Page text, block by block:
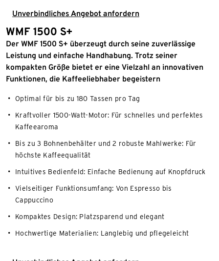
Unverbindliches Angebot anfordern
WMF 1500 S+
Der WMF 1500 S+ überzeugt durch seine zuverlässige
Leistung und einfache Handhabung. Trotz seiner
kompakten Größe bietet er eine Vielzahl an innovativen
Funktionen, die Kaffeeliebhaber begeistern
Optimal für bis zu 180 Tassen pro Tag
Kraftvoller 1500-Watt-Motor: Für schnelles und perfektes
Kaffeearoma
Bis zu 3 Bohnenbehälter und 2 robuste Mahlwerke: Für
höchste Kaffeequalität
Intuitives Bedienfeld: Einfache Bedienung auf Knopfdruck
Vielseitiger Funktionsumfang: Von Espresso bis
Cappuccino
Kompaktes Design: Platzsparend und elegant
Hochwertige Materialien: Langlebig und pflegeleicht